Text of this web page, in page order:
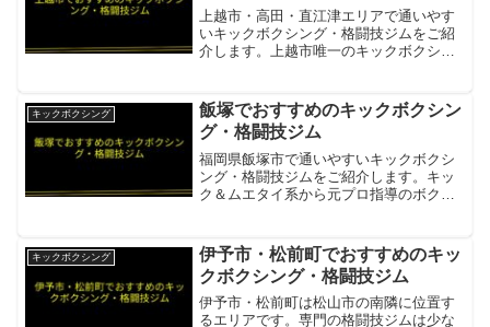
上越市・高田・直江津エリアで通いやす
いキックボクシング・格闘技ジムをご紹
介します。上越市唯一のキックボクシン
のキックボクシングジム・ボクササイ
ズ・筋トレ対応...
キックボクシング
飯塚でおすすめのキックボクシン
グ・格闘技ジム
福岡県飯塚市で通いやすいキックボクシ
ング・格闘技ジムをご紹介します。キッ
ク＆ムエタイ系から元プロ指導のボクシ
ク＆ムエタイで大人〜幼児まで幅広く対
応項目内容所在地...
キックボクシング
伊予市・松前町でおすすめのキッ
クボクシング・格闘技ジム
伊予市・松前町は松山市の南隣に位置す
るエリアです。専門の格闘技ジムは少な